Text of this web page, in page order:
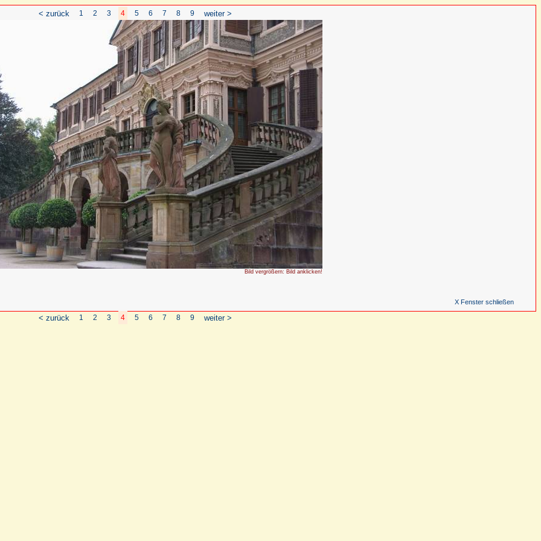
< zurück 1 2 3 4 5 6 7 8 9 weiter >
Bild vergrößern: Bild anklicken!
X Fenster schließen
< zurück 1 2 3 4 5 6 7 8 9 weiter >